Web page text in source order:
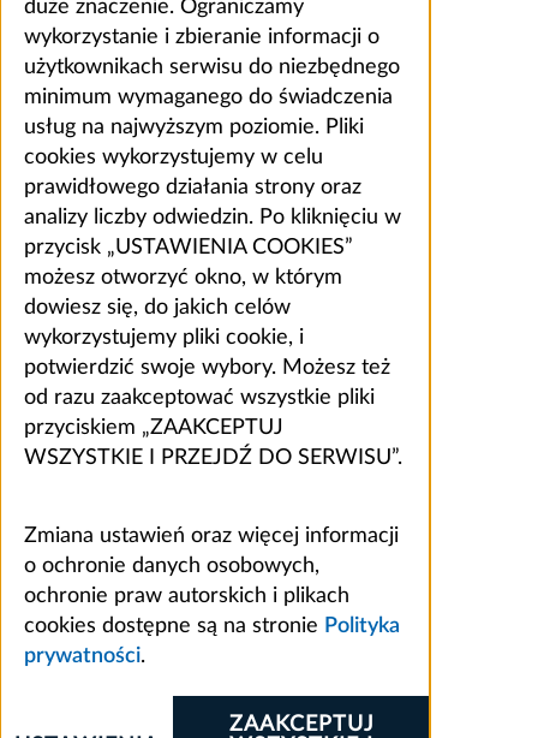
duże znaczenie. Ograniczamy
wykorzystanie i zbieranie informacji o
użytkownikach serwisu do niezbędnego
minimum wymaganego do świadczenia
usług na najwyższym poziomie. Pliki
cookies wykorzystujemy w celu
prawidłowego działania strony oraz
analizy liczby odwiedzin. Po kliknięciu w
przycisk „USTAWIENIA COOKIES”
możesz otworzyć okno, w którym
dowiesz się, do jakich celów
wykorzystujemy pliki cookie, i
potwierdzić swoje wybory. Możesz też
od razu zaakceptować wszystkie pliki
przyciskiem „ZAAKCEPTUJ
WSZYSTKIE I PRZEJDŹ DO SERWISU”.
Zmiana ustawień oraz więcej informacji
o ochronie danych osobowych,
ochronie praw autorskich i plikach
cookies dostępne są na stronie Polityka
prywatności.
ZAAKCEPTUJ